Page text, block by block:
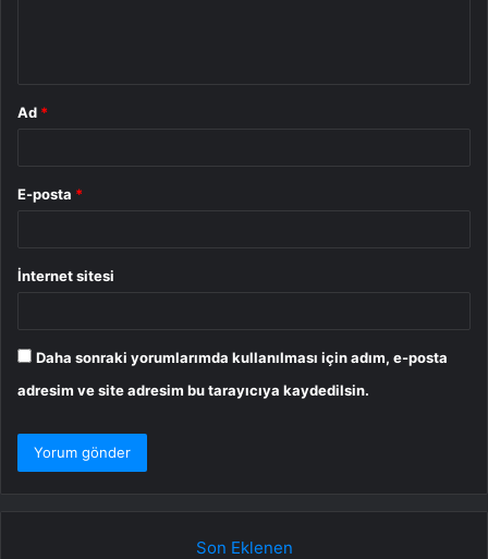
Ad *
E-posta *
İnternet sitesi
Daha sonraki yorumlarımda kullanılması için adım, e-posta
adresim ve site adresim bu tarayıcıya kaydedilsin.
Son Eklenen